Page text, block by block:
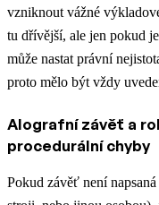
vzniknout vážné
tu dřívější, ale jen pokud
může nastat právní
proto mělo být vždy
Alografní závěť a
procedurální chyby
Pokud závěť není